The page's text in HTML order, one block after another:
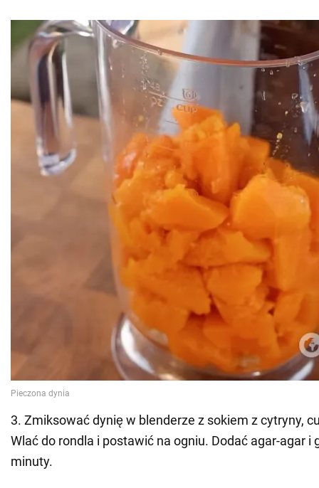
3. Zmiksować dynię w blenderze z sokiem z cytryny,
Wlać do rondla i postawić na ogniu. Dodać agar-agar i
minuty.